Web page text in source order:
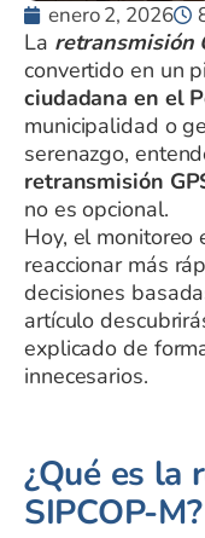
enero 2, 2026
La retransmisión
convertido en un
ciudadana en el
municipalidad o
serenazgo,
retransmisión
no es opcional.
Hoy, el monitoreo
reaccionar más
decisiones
artículo
explicado de
innecesarios.
¿Qué es la
SIPCOP-M?